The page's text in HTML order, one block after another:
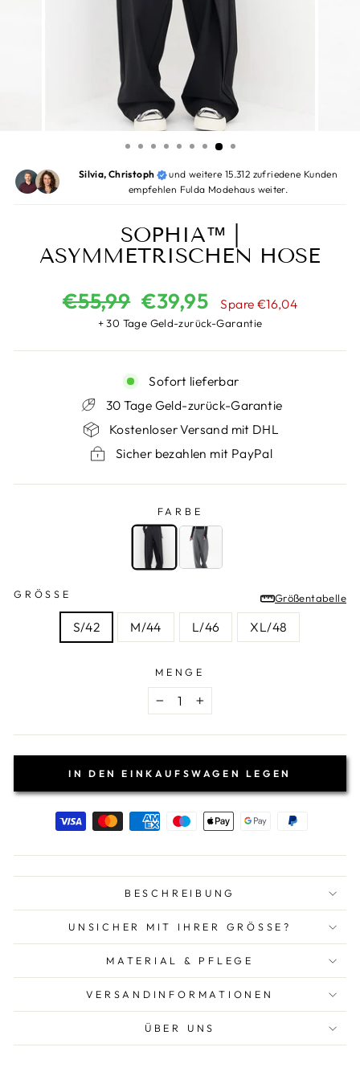
Silvia, Christoph
und weitere 15.312 zufriedene Kunden
empfehlen Fulda Modehaus weiter.
SOPHIA™ |
ASYMMETRISCHEN HOSE
Normaler
Preis
€55,99 Sonderpreis
€39,95 Spare €16,04
+ 30 Tage Geld-zurück-Garantie
Sofort lieferbar
30 Tage Geld-zurück-Garantie
Kostenloser Versand mit DHL
Sicher bezahlen mit PayPal
FARBE
GRÖSSE
Größentabelle
S/42 M/44 L/46 XL/48
MENGE
− +
IN DEN EINKAUFSWAGEN LEGEN
BESCHREIBUNG
UNSICHER MIT IHRER GRÖSSE?
MATERIAL & PFLEGE
VERSANDINFORMATIONEN
ÜBER UNS